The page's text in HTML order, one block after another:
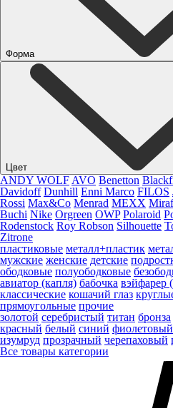
Форма
Цвет
ANDY WOLF AVO Benetton
Davidoff Dunhill Enni Marco FILOS
Rossi Max&Co Menrad MEXX
Buchi Nike Orgreen OWP Polaroid
Rodenstock Roy Robson Silhouette
Zitrone
пластиковые металл+пластик
мужские женские детские
ободковые полуободковые
авиатор (капля) бабочка вэйфарер
классические кошачий глаз
прямоугольные прочие
золотой серебристый титан бронза
красный белый синий фиолетовый
изумруд прозрачный черепаховый
Все товары категории